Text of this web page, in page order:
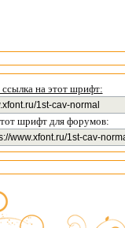
на этот шрифт:
шрифт для форумов: